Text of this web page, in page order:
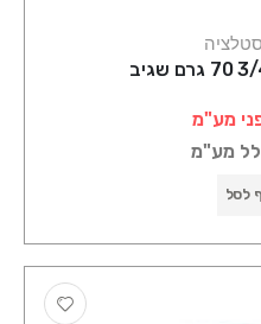
מע"מ
מע"מ
לסל